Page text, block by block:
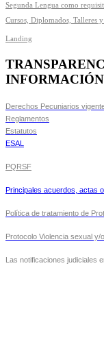
Segunda Lengua como
Cursos, Diplomados, Talleres
Landing
Derechos Pecuniarios
Reglamentos
Estatutos
ESAL
PQRSF
Principales acuerdos, actas
Política de tratamiento de
Protocolo Violencia sexual y/
Las notificaciones judiciales